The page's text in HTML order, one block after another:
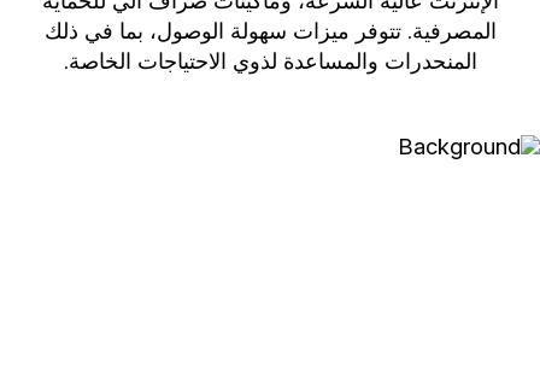
المصرفية. تتوفر ميزات سهولة الوصول، بما في ذلك
المنحدرات والمساعدة لذوي الاحتياجات الخاصة.